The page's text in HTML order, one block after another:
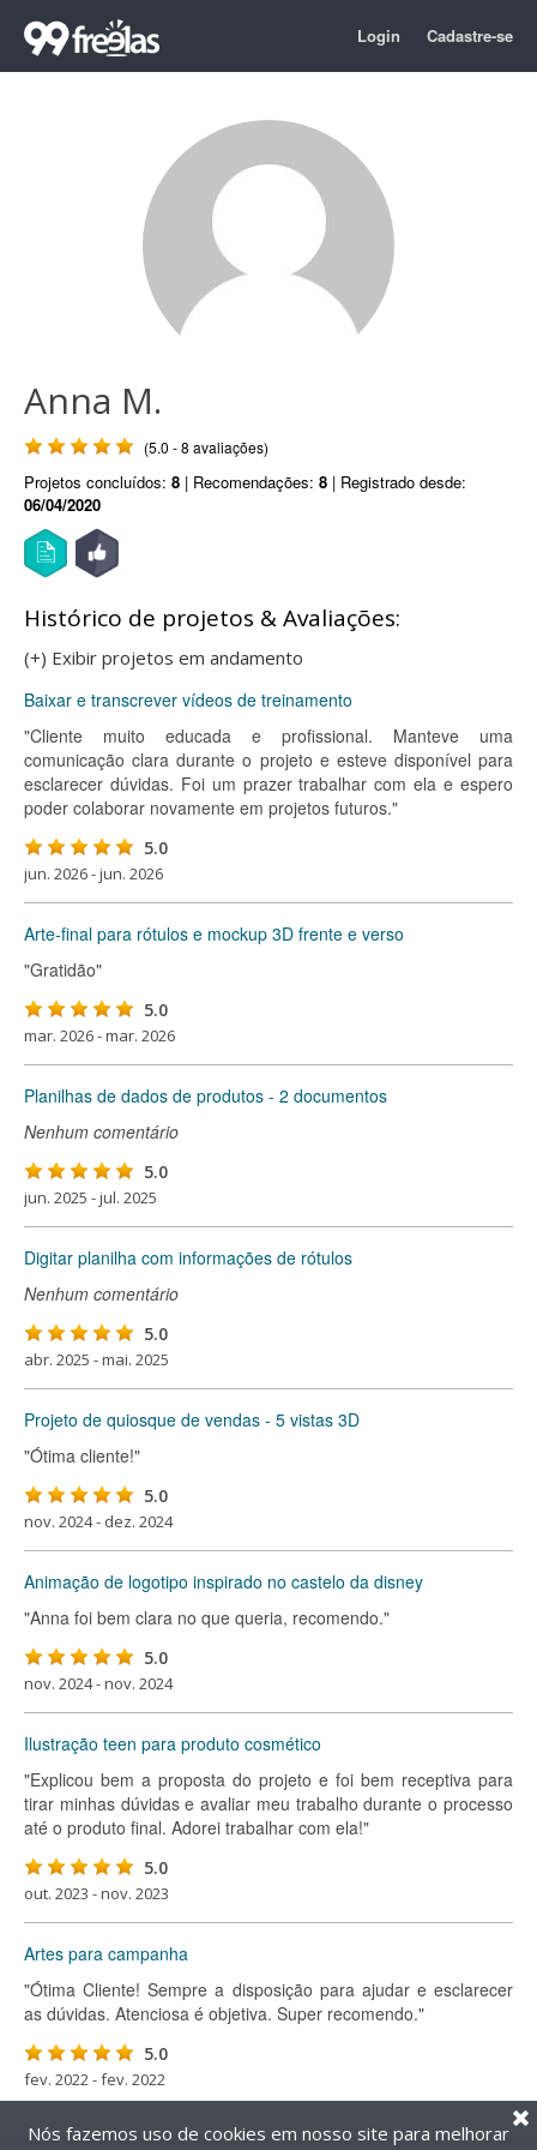
Login Cadastre-se
Anna M.
(5.0 - 8 avaliações)
Projetos concluídos: 8 | Recomendações: 8 | Registrado desde:
06/04/2020
Histórico de projetos & Avaliações:
(+) Exibir projetos em andamento
Baixar e transcrever vídeos de treinamento
"Cliente muito educada e profissional. Manteve uma
comunicação clara durante o projeto e esteve disponível para
esclarecer dúvidas. Foi um prazer trabalhar com ela e espero
poder colaborar novamente em projetos futuros."
5.0
jun. 2026 - jun. 2026
Arte-final para rótulos e mockup 3D frente e verso
"Gratidão"
5.0
mar. 2026 - mar. 2026
Planilhas de dados de produtos - 2 documentos
Nenhum comentário
5.0
jun. 2025 - jul. 2025
Digitar planilha com informações de rótulos
Nenhum comentário
5.0
abr. 2025 - mai. 2025
Projeto de quiosque de vendas - 5 vistas 3D
"Ótima cliente!"
5.0
nov. 2024 - dez. 2024
Animação de logotipo inspirado no castelo da disney
"Anna foi bem clara no que queria, recomendo."
5.0
nov. 2024 - nov. 2024
Ilustração teen para produto cosmético
"Explicou bem a proposta do projeto e foi bem receptiva para
tirar minhas dúvidas e avaliar meu trabalho durante o processo
até o produto final. Adorei trabalhar com ela!"
5.0
out. 2023 - nov. 2023
Artes para campanha
"Ótima Cliente! Sempre a disposição para ajudar e esclarecer
as dúvidas. Atenciosa é objetiva. Super recomendo."
5.0
fev. 2022 - fev. 2022
Nós fazemos uso de cookies em nosso site para melhorar